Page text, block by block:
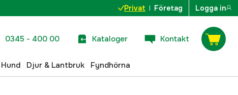
Privat Företag Logga in
0345 - 400 00 Kataloger Kontakt
Hund Djur & Lantbruk Fyndhörna